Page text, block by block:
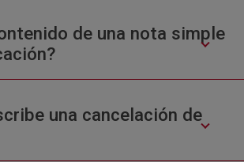
de una nota simple
una cancelación de